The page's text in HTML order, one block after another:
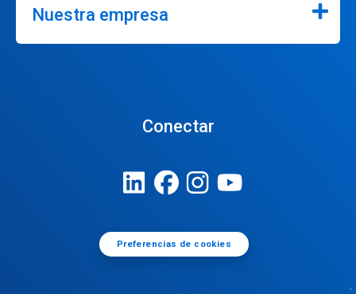
Nuestra empresa
Conectar
Preferencias de cookies